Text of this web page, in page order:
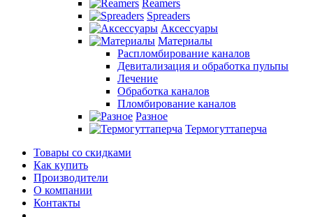
Reamers
Spreaders
Аксессуары
Материалы
Распломбирование каналов
Девитализация и обработка пульпы
Лечение
Обработка каналов
Пломбирование каналов
Разное
Термогуттаперча
Товары со скидками
Как купить
Производители
О компании
Контакты